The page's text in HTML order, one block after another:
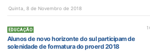
Quinta, 8 de Novembro de 2018
EDUCAÇÃO
Alunos de novo horizonte do sul participam de
solenidade de formatura do proerd 2018